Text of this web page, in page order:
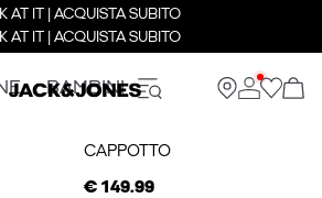
AT IT | ACQUISTA SUBITO
AT IT | ACQUISTA SUBITO
BAMBINI
CAPPOTTO
€ 149.99